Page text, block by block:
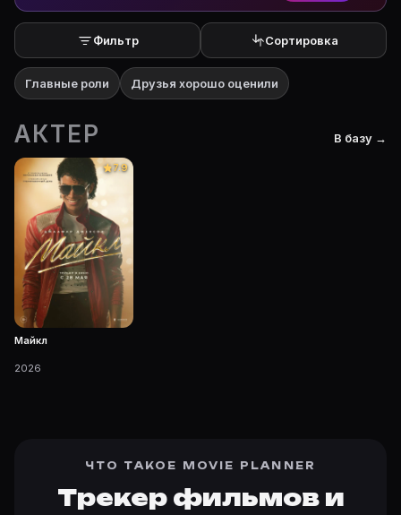
На Movie Planner: https://movie-planner.ru/s/
Фильтр Сортировка
Главные роли Друзья хорошо оценили
АКТЕР В базу →
7.9
Майкл
2026
ЧТО ТАКОЕ MOVIE PLANNER
Трекер фильмов и